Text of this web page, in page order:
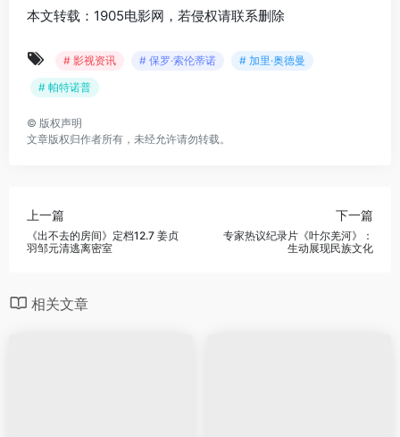
本文转载：1905电影网，若侵权请联系删除
# 影视资讯 # 保罗·索伦蒂诺
# 加里·奥德曼
# 帕特诺普
© 版权声明
文章版权归作者所有，未经允许请勿转载。
上一篇
《出不去的房间》定档12.7 姜贞
羽邹元清逃离密室
下一篇
专家热议纪录片《叶尔羌河》：
生动展现民族文化
相关文章